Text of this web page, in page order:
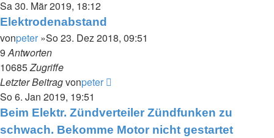
Sa 30. Mär 2019, 18:12
Elektrodenabstand
vonpeter »So 23. Dez 2018, 09:51
9Antworten
10685Zugriffe
Letzter Beitragvonpeter
So 6. Jan 2019, 19:51
Beim Elektr. Zündverteiler Zündfunken zu
schwach. Bekomme Motor nicht gestartet